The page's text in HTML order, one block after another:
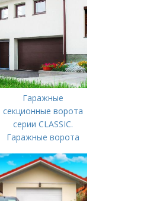
ворота своими
Гаражные
секционные ворота
серии CLASSIC.
Гаражные ворота
–, какие секционные
ворота выбрать?